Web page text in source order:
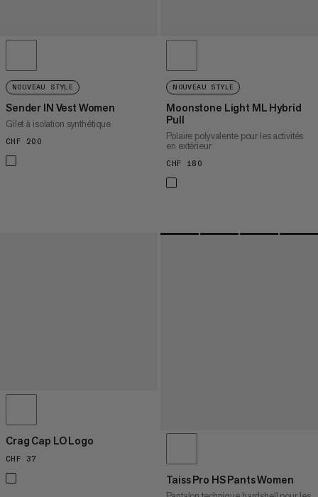
NOUVEAU STYLE
Sender IN Vest Women
Gilet à isolation synthétique
CHF 200
NOUVEAU STYLE
Moonstone Light ML Hybrid
Pull
Polaire polyvalente pour les activités
en extérieur
CHF 180
Crag Cap LO Logo
CHF 37
Taiss Pro HS Pants Women